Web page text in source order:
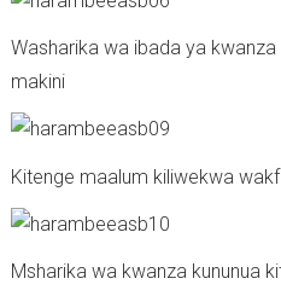
Washarika wa ibada ya
makini
Kitenge maalum kiliwekwa
Msharika wa kwanza kununua